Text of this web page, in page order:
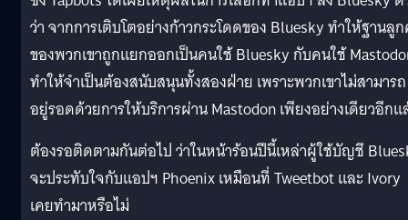
ว่า จากการเติบโตอย่างก้าวกระโดดของ Bluesky ทำให้ฐานลู
ของพวกเขาถูกแยกออกเป็นคนใช้ Bluesky กับคนใช้
ทำให้จำเป็นต้องสนับสนุนทั้งสองฝ่าย เพราะพวกเขาไม่สามารถ
อยู่รอดด้วยการให้บริการผ่าน Mastodon เพียงอย่างเดียวอีกแ
ต้องรอติดตามกันต่อไป ว่าในหน้าร้อนปีนี้เหล่าผู้ใช้บัญชี
จะประทับใจกับแอปฯ Phoenix เหมือนที่ Tweetbot และ Ivory
เคยทำมาหรือไม่